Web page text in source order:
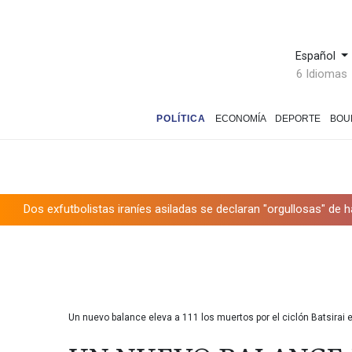
Español
6 Idiomas
POLÍTICA ECONOMÍA DEPORTE
Dos exfutbolistas iraníes asiladas se declaran "orgullosas" de
Un nuevo balance eleva a 111 los muertos por el ciclón Batsirai